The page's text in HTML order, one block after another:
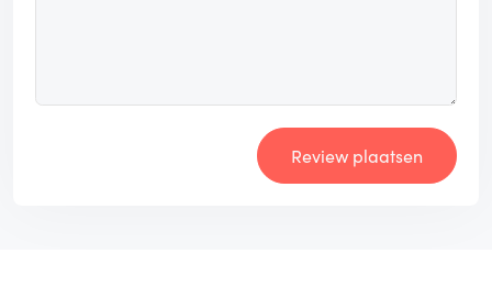
Review plaatsen